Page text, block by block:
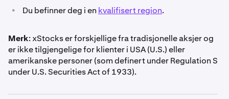
• Du befinner deg i en kvalifisert region.
Merk: xStocks er forskjellige fra tradisjonelle aksjer og
er ikke tilgjengelige for klienter i USA (U.S.) eller
amerikanske personer (som definert under Regulation S
under U.S. Securities Act of 1933).